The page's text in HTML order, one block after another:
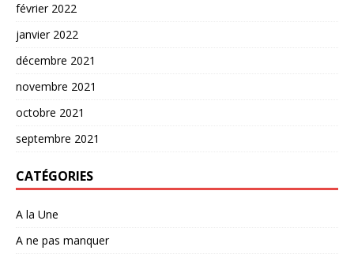
février 2022
janvier 2022
décembre 2021
novembre 2021
octobre 2021
septembre 2021
CATÉGORIES
A la Une
A ne pas manquer